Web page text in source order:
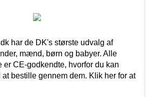
har de DK's største udvalg af
mænd, børn og babyer. Alle
er CE-godkendte, hvorfor du kan
bestille gennem dem. Klik her for at